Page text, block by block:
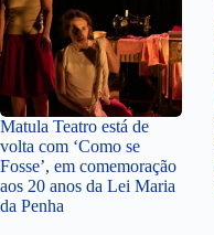
Matula Teatro está de
volta com ‘Como se
Fosse’, em comemoração
aos 20 anos da Lei Maria
da Penha